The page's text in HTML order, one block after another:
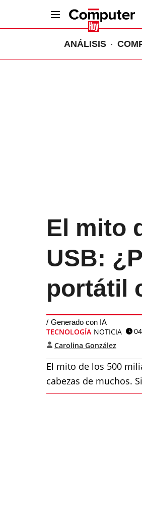
ANÁLISIS
El mito
USB:
portátil
Generado con IA
TECNOLOGÍA NOTICIA
Carolina González
El mito de los 500
cabezas de muchos.